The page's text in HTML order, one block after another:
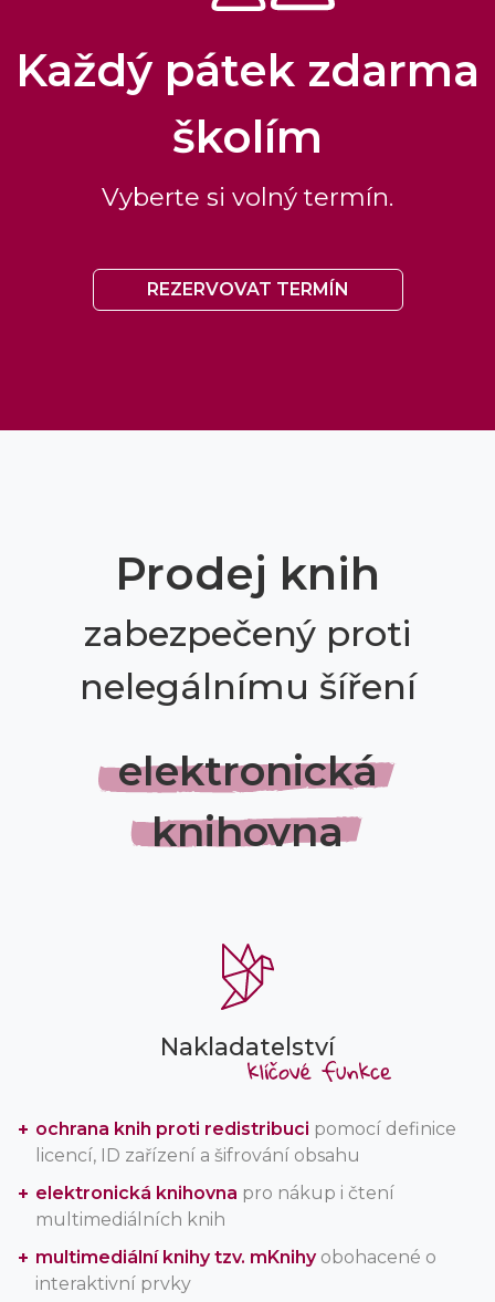
Každý pátek zdarma
školím
Vyberte si volný termín.
REZERVOVAT TERMÍN
Prodej knih
zabezpečený proti
nelegálnímu šíření
elektronická
knihovna
Nakladatelství
ochrana knih proti redistribuci pomocí definice
licencí, ID zařízení a šifrování obsahu
elektronická knihovna pro nákup i čtení
multimediálních knih
multimediální knihy tzv. mKnihyobohacené o
interaktivní prvky